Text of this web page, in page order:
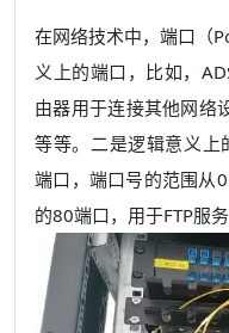
在网络技术中，端口（
义上的端口，比如，
由器用于连接其他网络
等等。二是逻辑意义上
端口，端口号的范围从
的80端口，用于FTP服